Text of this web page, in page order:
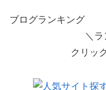
ブログランキング
＼
クリッ